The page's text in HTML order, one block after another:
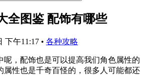
全图鉴 配饰有哪些
下午11:17 • 各种攻略
呢，配饰也是可以提高我们角色属性的
属性也是千奇百怪的，很多人可能都还